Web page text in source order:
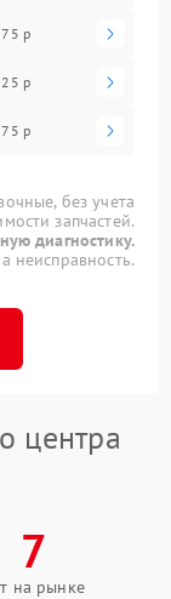
р
р
р
без учета
запчастей.
диагностику.
неисправность.
центра
7
на рынке